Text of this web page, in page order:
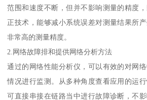
范围和速度不断，但并不影响测量的精度
正技术，能够减小系统误差对测量结果所
非常高的测量精度。
2.网络故障排和提供网络分析方法
通过的网络性能分析仪，可以有效的对网
情况进行监测。从多种角度查看应用的运
可直接串接在链路当中进行故障诊断，不